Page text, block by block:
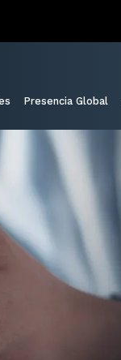
Presencia Global